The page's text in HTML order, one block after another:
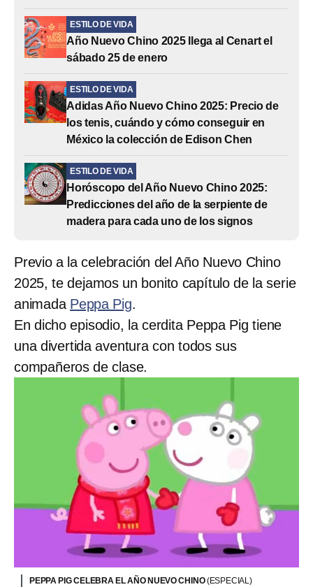
ESTILO DE VIDA
Año Nuevo Chino 2025 llega al Cenart el
sábado 25 de enero
ESTILO DE VIDA
Adidas Año Nuevo Chino 2025: Precio de
los tenis, cuándo y cómo conseguir en
México la colección de Edison Chen
ESTILO DE VIDA
Horóscopo del Año Nuevo Chino 2025:
Predicciones del año de la serpiente de
madera para cada uno de los signos
Previo a la celebración del Año Nuevo Chino
2025, te dejamos un bonito capítulo de la serie
animada Peppa Pig.
En dicho episodio, la cerdita Peppa Pig tiene
una divertida aventura con todos sus
compañeros de clase.
PEPPA PIG CELEBRA EL AÑO NUEVO CHINO(ESPECIAL)